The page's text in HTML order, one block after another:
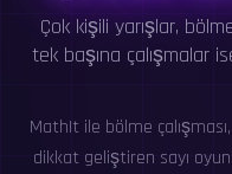
Çok kişili yarışlar,
tek başına çalışmalar
MathIt ile bölme
dikkat geliştiren sayı